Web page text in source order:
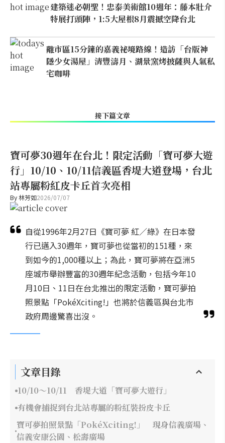
建築迷必朝聖！忠泰美術館10週年：藤本壯介
特展打頭陣，1:5大屋根8月震撼空降台北
離市區15分鐘的嘉義祕境路線！造訪「台版神
隱少女湯屋」清豐濤月、湖景窯烤披薩與人氣私
宅咖啡
接下篇文章
寶可夢30週年在台北！限定活動「寶可夢大遊
行」10/10、10/11信義區香堤大道登場，台北
站專屬粉紅皮卡丘首次亮相
By林芳如2026/07/07
自從1996年2月27日《寶可夢 紅／綠》在日本發
行已邁入30週年，寶可夢也從當初的151種，來
到如今的1,000種以上；為此，寶可夢將在亞洲5
座城市舉辦豐富的30週年紀念活動，包括今年10
月10日、11日在台北推出的限定活動，寶可夢拍
照景點「PokéXciting!」也將於信義區與台北市
政府周邊驚喜出沒。
文章目錄
10/10～10/11 香堤大道「寶可夢大遊行」
有機會捕捉到台北站專屬的粉紅裝扮皮卡丘
寶可夢拍照景點「PokéXciting!」 現身信義廣場、
信義安康公園、松壽廣場